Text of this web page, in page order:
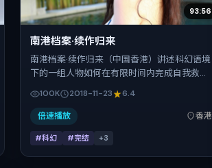
93:56
南港档案·续作归来
南港档案·续作归来（中国香港）讲述科幻语境
下的一组人物如何在有限时间内完成自我救
乐、基里安·墨菲、孙艺珍、廖凡的表演层次丰
富。影片定于 2018-11-23 起陆续登陆院线与
100K 2018-11-23 6.4
倍速播放 香港
#科幻 #完结 +3